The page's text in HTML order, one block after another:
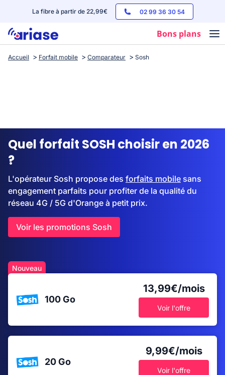
La fibre à partir de 22,99€ 02 99 36 30 54
Bons plans
Box internet
Streaming
Accueil Forfait mobile Comparateur Sosh
Quel forfait SOSH choisir en 2026
?
L'opérateur Sosh propose des forfaits mobile sans
engagement parfaits pour profiter de la qualité du
réseau 4G / 5G d'Orange à petit prix.
Voir les promotions Sosh
Nouveau
100 Go
13,99€/mois
Voir l'offre
20 Go
9,99€/mois
Voir l'offre